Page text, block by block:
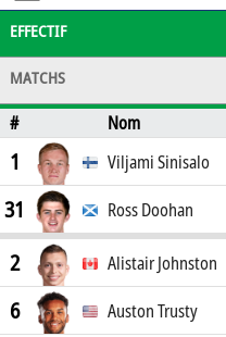
EFFECTIF
MATCHS
# Nom
1 Viljami Sinisalo
31 Ross Doohan
2 Alistair Johnston
6 Auston Trusty